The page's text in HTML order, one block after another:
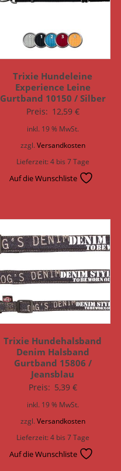
Trixie Hundeleine
Experience Leine
Gurtband 10150 / Silber
Preis: 12,59 €
inkl. 19 % MwSt.
zzgl. Versandkosten
Lieferzeit:4 bis 7 Tage
Auf die Wunschliste
Trixie Hundehalsband
Denim Halsband
Gurtband 15806 /
Jeansblau
Preis: 5,39 €
inkl. 19 % MwSt.
zzgl. Versandkosten
Lieferzeit:4 bis 7 Tage
Auf die Wunschliste